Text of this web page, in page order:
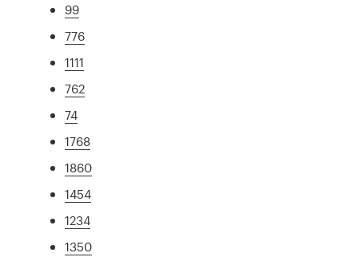
99
776
1111
762
74
1768
1860
1454
1234
1350